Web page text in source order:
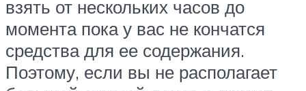
взять от нескольких часов до
момента пока у вас не кончатся
средства для ее содержания.
Поэтому, если вы не располагает